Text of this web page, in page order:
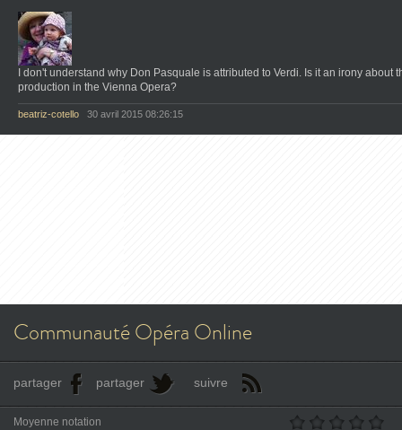
I don't understand why Don Pasquale is attributed to Verdi. Is it an irony about
production in the Vienna Opera?
beatriz-cotello 30 avril 2015 08:26:15
Communauté Opéra Online
partager partager suivre
Moyenne notation